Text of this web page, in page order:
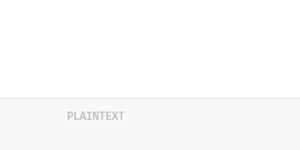
PLAINTEXT